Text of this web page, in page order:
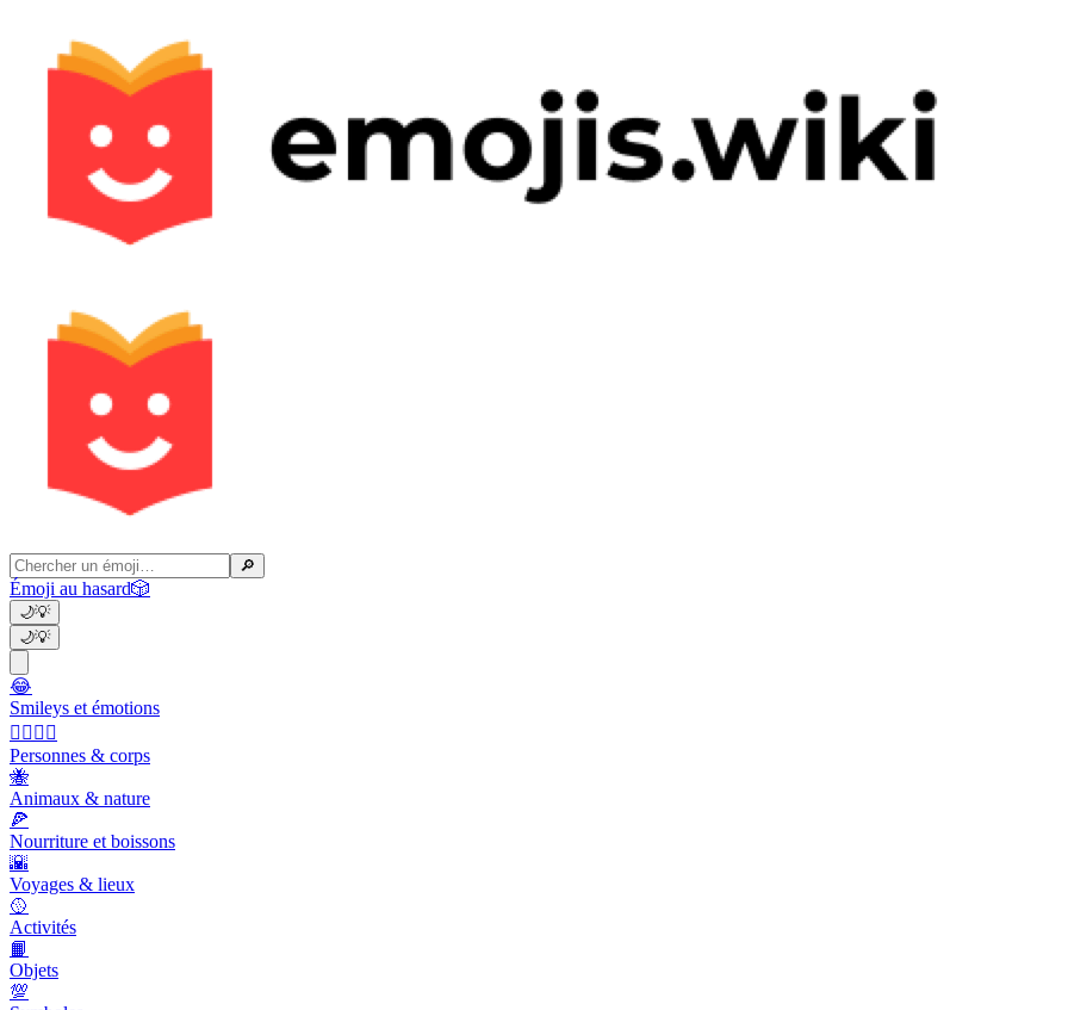
🔎
Émoji au hasard🎲
🌙💡
🌙💡
😂
Smileys et émotions
👩‍❤️‍💋‍👨
Personnes & corps
🐝
Animaux & nature
🍕
Nourriture et boissons
🌇
Voyages & lieux
🥎
Activités
📙
Objets
💯